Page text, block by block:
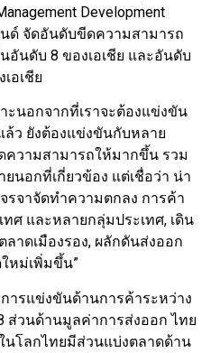
Development
ด์ จัดอันดับขีดความสามารถ
อันดับ 8 ของเอเชีย และอันดับ
อเชีย
ะนอกจากที่เราจะต้องแข่งขัน
ว ยังต้องแข่งขันกับหลาย
ความสามารถให้มากขึ้น รวม
นอกที่เกี่ยวข้อง แต่เชื่อว่า น่า
จรจาจัดทำความตกลง การค้า
ทศ และหลายกลุ่มประเทศ, เดิน
ลาดเมืองรอง, ผลักดันส่งออก
หม่เพิ่มขึ้น”
ารแข่งขันด้านการค้าระหว่าง
ส่วนด้านมูลค่าการส่งออก ไทย
นโลกไทยมีส่วนแบ่งตลาดด้าน